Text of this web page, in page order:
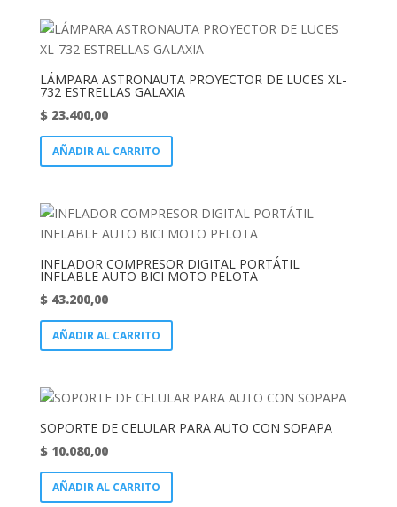
LÁMPARA ASTRONAUTA PROYECTOR DE LUCES XL-
732 ESTRELLAS GALAXIA
$23.400,00
AÑADIR AL CARRITO
INFLADOR COMPRESOR DIGITAL PORTÁTIL
INFLABLE AUTO BICI MOTO PELOTA
$43.200,00
AÑADIR AL CARRITO
SOPORTE DE CELULAR PARA AUTO CON SOPAPA
$10.080,00
AÑADIR AL CARRITO